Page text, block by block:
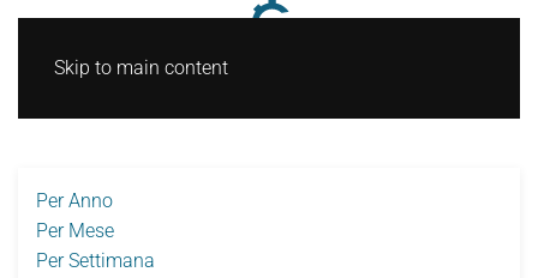
Skip to main content
Per Anno
Per Mese
Per Settimana